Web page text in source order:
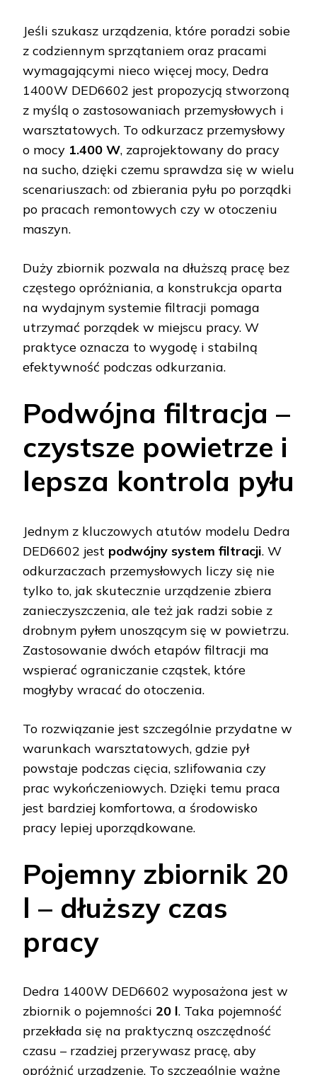
Jeśli szukasz urządzenia, które poradzi sobie
z codziennym sprzątaniem oraz pracami
wymagającymi nieco więcej mocy, Dedra
1400W DED6602 jest propozycją stworzoną
z myślą o zastosowaniach przemysłowych i
warsztatowych. To odkurzacz przemysłowy
o mocy 1.400 W, zaprojektowany do pracy
na sucho, dzięki czemu sprawdza się w wielu
scenariuszach: od zbierania pyłu po porządki
po pracach remontowych czy w otoczeniu
maszyn.
Duży zbiornik pozwala na dłuższą pracę bez
częstego opróżniania, a konstrukcja oparta
na wydajnym systemie filtracji pomaga
utrzymać porządek w miejscu pracy. W
praktyce oznacza to wygodę i stabilną
efektywność podczas odkurzania.
Podwójna filtracja –
czystsze powietrze i
lepsza kontrola pyłu
Jednym z kluczowych atutów modelu Dedra
DED6602 jest podwójny system filtracji. W
odkurzaczach przemysłowych liczy się nie
tylko to, jak skutecznie urządzenie zbiera
zanieczyszczenia, ale też jak radzi sobie z
drobnym pyłem unoszącym się w powietrzu.
Zastosowanie dwóch etapów filtracji ma
wspierać ograniczanie cząstek, które
mogłyby wracać do otoczenia.
To rozwiązanie jest szczególnie przydatne w
warunkach warsztatowych, gdzie pył
powstaje podczas cięcia, szlifowania czy
prac wykończeniowych. Dzięki temu praca
jest bardziej komfortowa, a środowisko
pracy lepiej uporządkowane.
Pojemny zbiornik 20
l – dłuższy czas
pracy
Dedra 1400W DED6602 wyposażona jest w
zbiornik o pojemności 20 l. Taka pojemność
przekłada się na praktyczną oszczędność
czasu – rzadziej przerywasz pracę, aby
opróżnić urządzenie. To szczególnie ważne